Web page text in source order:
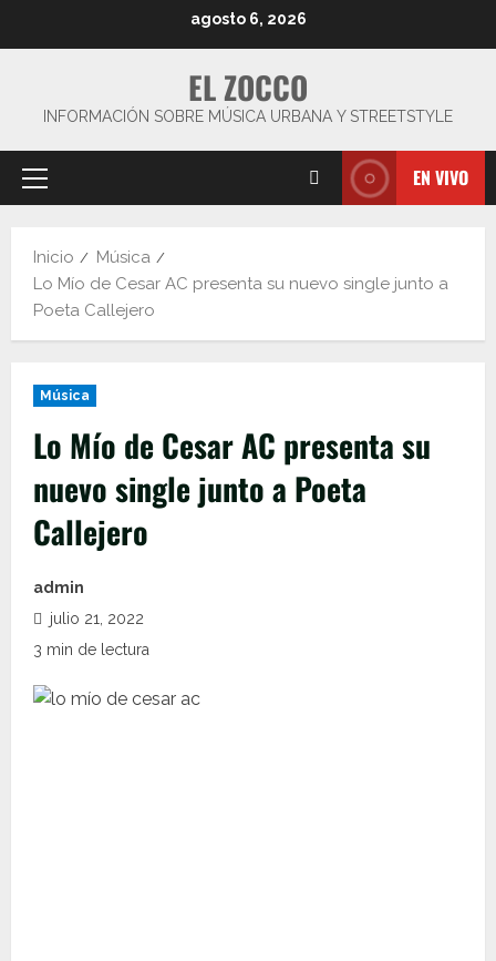
agosto 6, 2026
EL ZOCCO
INFORMACIÓN SOBRE MÚSICA URBANA Y STREETSTYLE
Menú
EN VIVO
Inicio
Música
Lo Mío de Cesar AC presenta su nuevo single junto a
Poeta Callejero
Música
Lo Mío de Cesar AC presenta su
nuevo single junto a Poeta
Callejero
admin
julio 21, 2022
3 min de lectura